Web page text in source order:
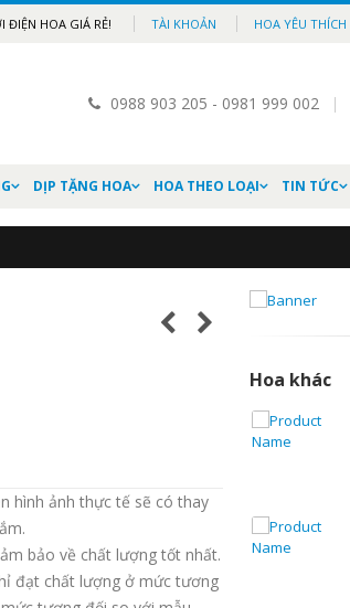
TÀI KHOẢN HOA YÊU THÍCH
ĐIỆN HOA GIÁ RẺ!
0988 903 205 - 0981 999 002
DỊP TẶNG HOA HOA THEO LOẠI TIN TỨC
hình ảnh thực tế sẽ có thay
bảo về chất lượng tốt nhất.
đạt chất lượng ở mức tương
Hoa khác
danh
1.000đ